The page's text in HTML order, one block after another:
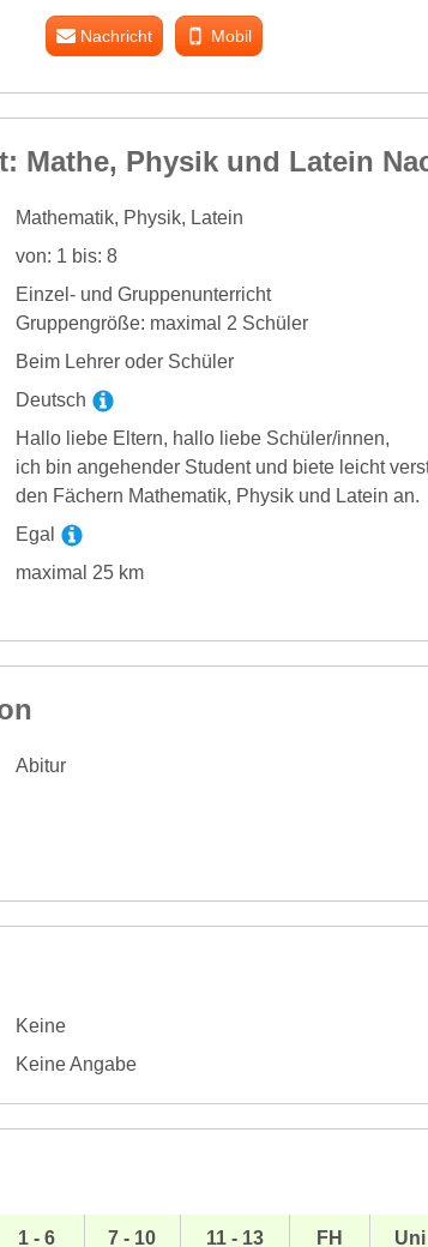
Nachricht Mobil
Mathe, Physik und Latein
Mathematik, Physik, Latein
von: 1 bis: 8
Einzel- und Gruppenunterricht
Gruppengröße: maximal 2 Schüler
Beim Lehrer oder Schüler
Deutsch
Hallo liebe Eltern, hallo liebe Schüler/innen,
ich bin angehender Student und biete leicht
den Fächern Mathematik, Physik und Latein an.
Egal
maximal 25 km
Abitur
Keine
Keine Angabe
1 - 6 7 - 10 11 - 13 FH Uni